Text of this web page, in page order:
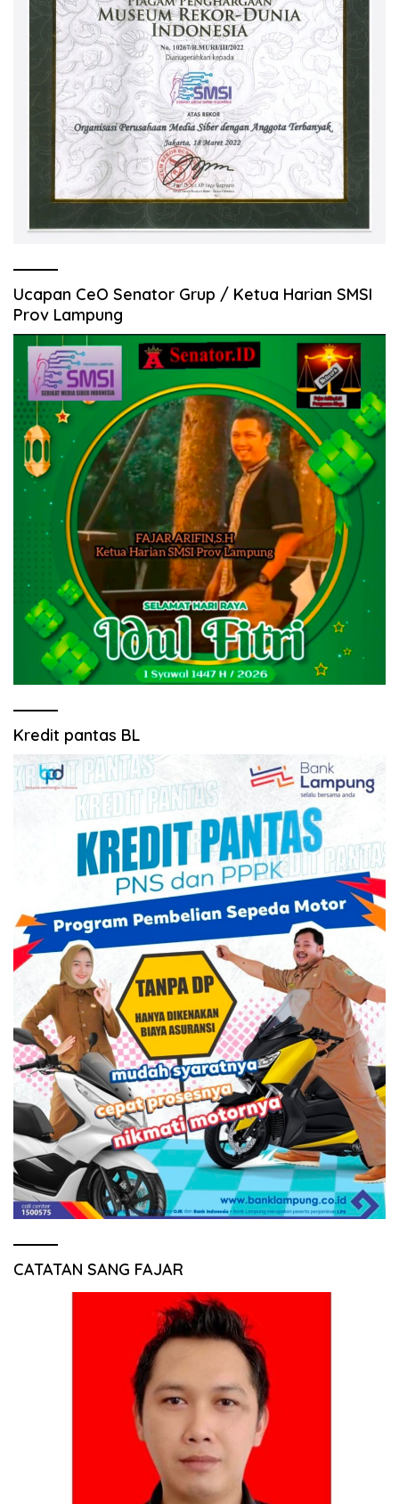
Ucapan CeO Senator Grup / Ketua Harian SMSI
Prov Lampung
Kredit pantas BL
CATATAN SANG FAJAR